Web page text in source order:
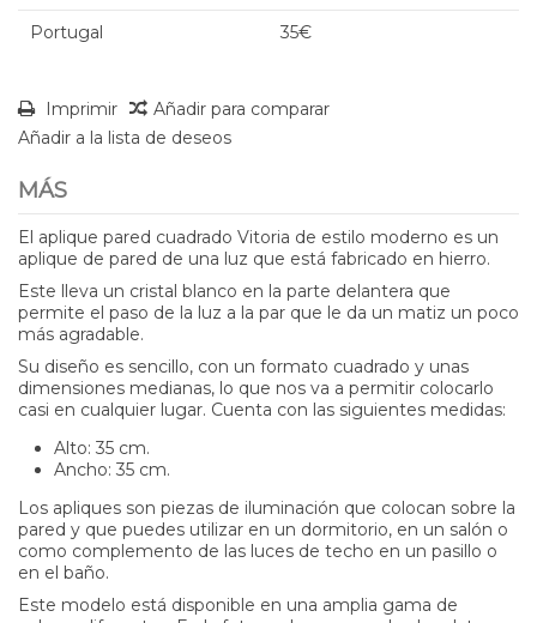
Portugal 35€
Imprimir
Añadir para comparar
Añadir a la lista de deseos
MÁS
El aplique pared cuadrado Vitoria de estilo moderno es un
aplique de pared de una luz que está fabricado en hierro.
Este lleva un cristal blanco en la parte delantera que
permite el paso de la luz a la par que le da un matiz un poco
más agradable.
Su diseño es sencillo, con un formato cuadrado y unas
dimensiones medianas, lo que nos va a permitir colocarlo
casi en cualquier lugar. Cuenta con las siguientes medidas:
Alto: 35 cm.
Ancho: 35 cm.
Los apliques son piezas de iluminación que colocan sobre la
pared y que puedes utilizar en un dormitorio, en un salón o
como complemento de las luces de techo en un pasillo o
en el baño.
Este modelo está disponible en una amplia gama de